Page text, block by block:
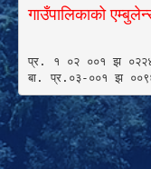
गाउँपालिकाको
प्र. १ ०२ ००१ झ
बा. प्र.०३-००१ झ